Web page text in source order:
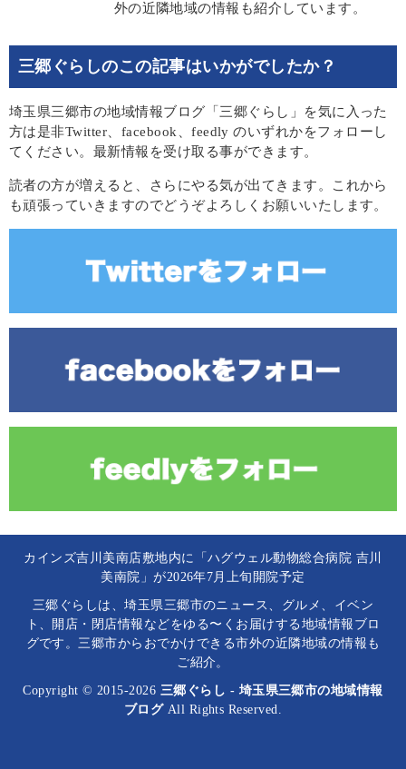
外の近隣地域の情報も紹介しています。
三郷ぐらしのこの記事はいかがでしたか？
埼玉県三郷市の地域情報ブログ「三郷ぐらし」を気に入った
方は是非Twitter、facebook、feedly のいずれかをフォローし
てください。最新情報を受け取る事ができます。
読者の方が増えると、さらにやる気が出てきます。これから
も頑張っていきますのでどうぞよろしくお願いいたします。
カインズ吉川美南店敷地内に「ハグウェル動物総合病院 吉川
美南院」が2026年7月上旬開院予定
三郷ぐらしは、埼玉県三郷市のニュース、グルメ、イベン
ト、開店・閉店情報などをゆる〜くお届けする地域情報ブロ
グです。三郷市からおでかけできる市外の近隣地域の情報も
ご紹介。
Copyright © 2015-2026 三郷ぐらし - 埼玉県三郷市の地域情報
ブログAll Rights Reserved.